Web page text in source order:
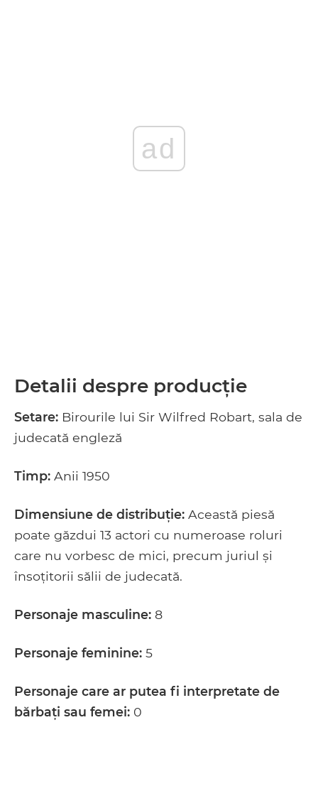
ad
Detalii despre producție
Setare: Birourile lui Sir Wilfred Robart, sala de
judecată engleză
Timp: Anii 1950
Dimensiune de distribuție: Această piesă
poate găzdui 13 actori cu numeroase roluri
care nu vorbesc de mici, precum juriul și
însoțitorii sălii de judecată.
Personaje masculine: 8
Personaje feminine: 5
Personaje care ar putea fi interpretate de
bărbați sau femei: 0